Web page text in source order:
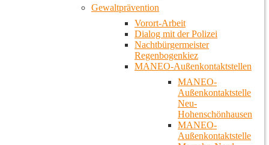
Gewaltprävention
Vorort-Arbeit
Dialog mit der Polizei
Nachtbürgermeister
Regenbogenkiez
MANEO-Außenkontaktstellen
MANEO-
Außenkontaktstelle
Neu-
Hohenschönhausen
MANEO-
Außenkontaktstelle